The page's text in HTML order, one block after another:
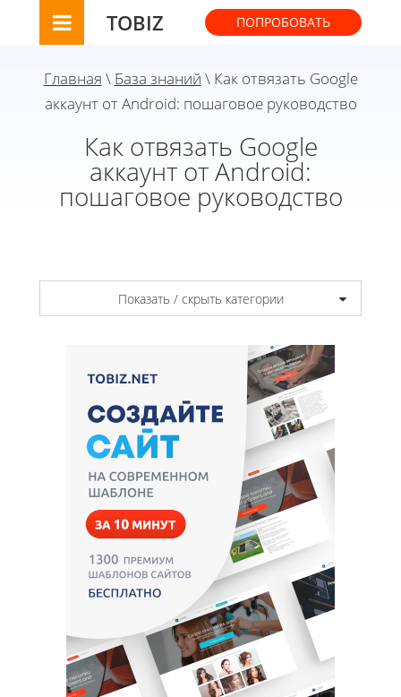
TOBIZ ПОПРОБОВАТЬ
Главная \ База знаний \ Как отвязать Google
аккаунт от Android: пошаговое руководство
Как отвязать Google
аккаунт от Android:
пошаговое руководство
Показать / скрыть категории